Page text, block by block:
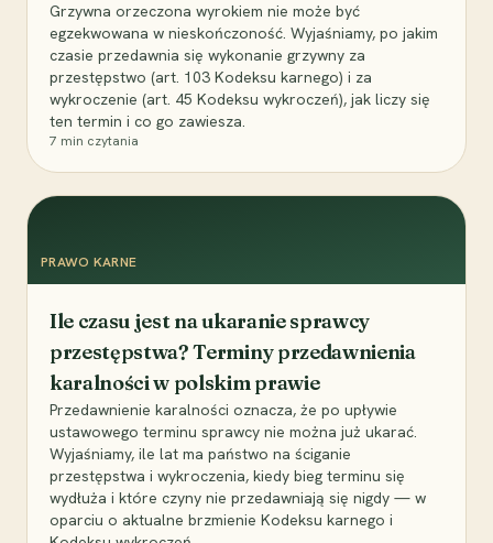
Grzywna orzeczona wyrokiem nie może być
egzekwowana w nieskończoność. Wyjaśniamy, po jakim
czasie przedawnia się wykonanie grzywny za
przestępstwo (art. 103 Kodeksu karnego) i za
wykroczenie (art. 45 Kodeksu wykroczeń), jak liczy się
ten termin i co go zawiesza.
7 min czytania
PRAWO KARNE
Ile czasu jest na ukaranie sprawcy
przestępstwa? Terminy przedawnienia
karalności w polskim prawie
Przedawnienie karalności oznacza, że po upływie
ustawowego terminu sprawcy nie można już ukarać.
Wyjaśniamy, ile lat ma państwo na ściganie
przestępstwa i wykroczenia, kiedy bieg terminu się
wydłuża i które czyny nie przedawniają się nigdy — w
oparciu o aktualne brzmienie Kodeksu karnego i